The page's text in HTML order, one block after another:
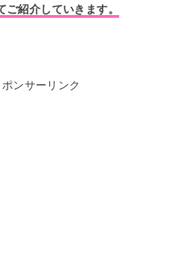
紹介していきます。
ポンサーリンク